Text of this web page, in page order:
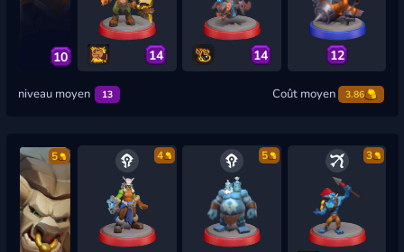
10 14 14 12
niveau moyen 13 Coût moyen 3.86
5 4 5 3